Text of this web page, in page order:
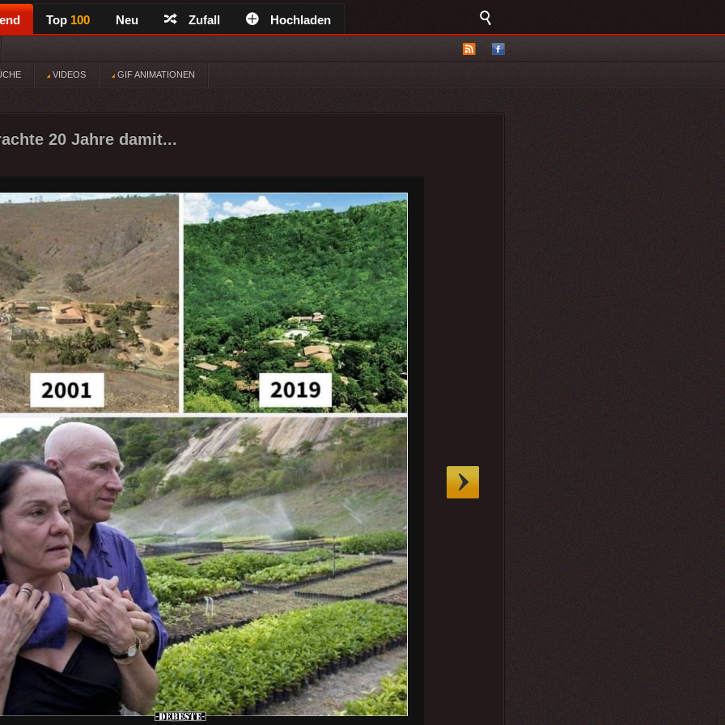
Top 100 Neu Zufall Hochladen
VIDEOS GIF ANIMATIONEN
20 Jahre damit...